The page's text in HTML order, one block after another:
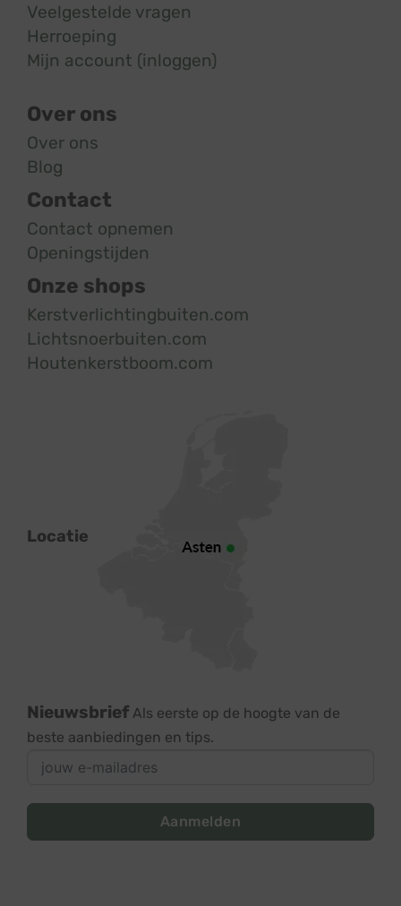
Veelgestelde vragen
Herroeping
Mijn account (inloggen)
Over ons
Over ons
Blog
Contact
Contact opnemen
Openingstijden
Onze shops
Kerstverlichtingbuiten.com
Lichtsnoerbuiten.com
Houtenkerstboom.com
Locatie
Nieuwsbrief Als eerste op de hoogte van de
beste aanbiedingen en tips.
Aanmelden